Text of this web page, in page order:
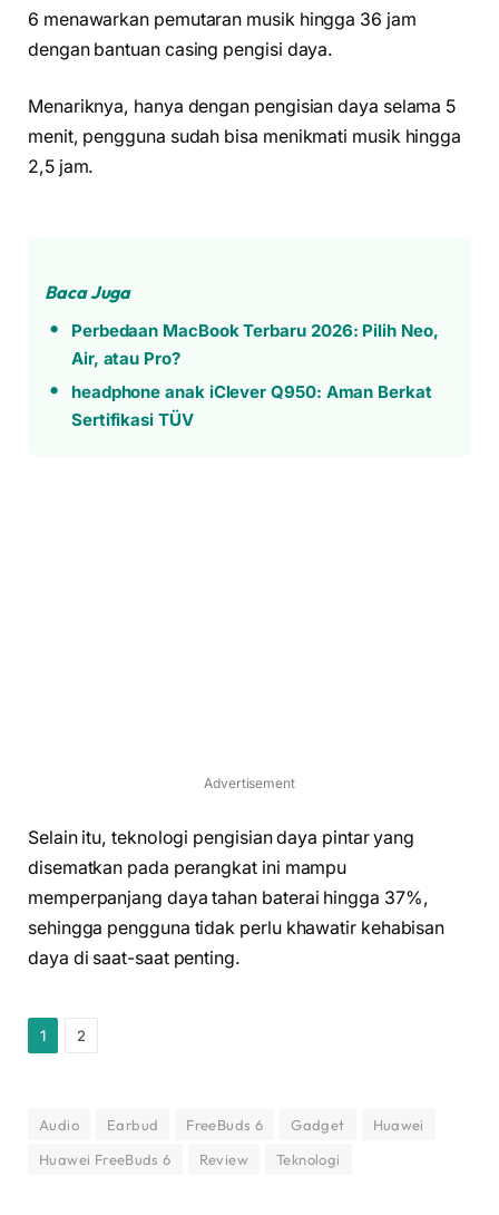
6 menawarkan pemutaran musik hingga 36 jam
dengan bantuan casing pengisi daya.
Menariknya, hanya dengan pengisian daya selama 5
menit, pengguna sudah bisa menikmati musik hingga
2,5 jam.
Baca Juga
Perbedaan MacBook Terbaru 2026: Pilih Neo,
Air, atau Pro?
headphone anak iClever Q950: Aman Berkat
Sertifikasi TÜV
Advertisement
Selain itu, teknologi pengisian daya pintar yang
disematkan pada perangkat ini mampu
memperpanjang daya tahan baterai hingga 37%,
sehingga pengguna tidak perlu khawatir kehabisan
daya di saat-saat penting.
1 2
Audio Earbud FreeBuds 6 Gadget
Huawei
Huawei FreeBuds 6
Review Teknologi